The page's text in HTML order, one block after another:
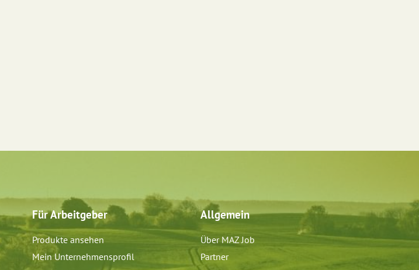
Für Arbeitgeber
Produkte ansehen
Mein Unternehmensprofil
Allgemein
Über MAZ Job
Partner